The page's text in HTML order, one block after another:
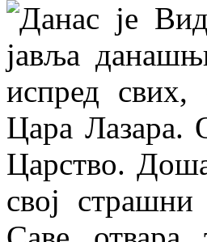
Данас је
јавља
испред
Цара Лазара.
Царство.
свој